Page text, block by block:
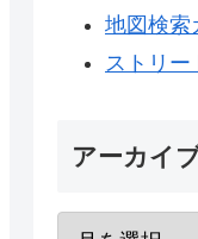
地図検索
ストリ
アーカイ